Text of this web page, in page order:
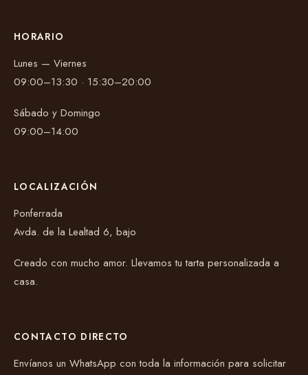
HORARIO
Lunes — Viernes
09:00–13:30 · 15:30–20:00
Sábado y Domingo
09:00–14:00
LOCALIZACIÓN
Ponferrada
Avda. de la Lealtad 6, bajo
Creado con mucho amor. Llevamos tu tarta personalizada a
casa.
CONTACTO DIRECTO
Envíanos un WhatsApp con toda la información para solicitar